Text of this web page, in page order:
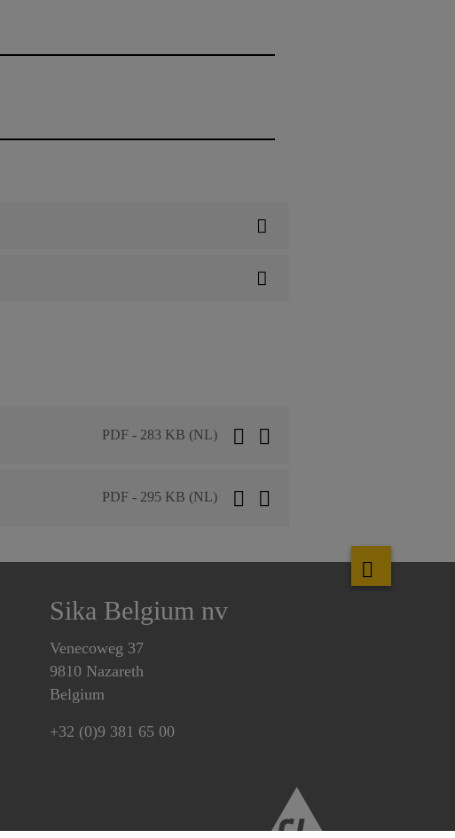
PDF - 283 KB (NL)
PDF - 295 KB (NL)
Sika Belgium nv
Venecoweg 37
9810 Nazareth
Belgium
+32 (0)9 381 65 00